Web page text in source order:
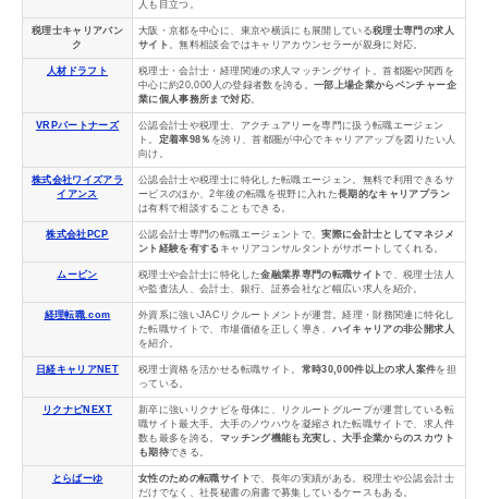
人も目立つ。
税理士キャリアバン
ク
大阪・京都を中心に、東京や横浜にも展開している税理士専門の求人
サイト 。無料相談会ではキャリアカウンセラーが親身に対応。
人材ドラフト
税理士・会計士・経理関連の求人マッチングサイト。首都圏や関西を
中心に約20,000人の登録者数を誇る。 一部上場企業からベンチャー企
業に個人事務所まで対応。
VRPパートナーズ
公認会計士や税理士、アクチュアリーを専門に扱う転職エージェン
ト。 定着率98％ を誇り、首都圏が中心でキャリアアップを図りたい人
向け。
株式会社ワイズアラ
イアンス
公認会計士や税理士に特化した転職エージェン。無料で利用できるサ
ービスのほか、2年後の転職を視野に入れた長期的なキャリアプラン
は有料で相談することもできる。
株式会社PCP 公認会計士専門の転職エージェントで、実際に会計士としてマネジメ
ント経験を有する キャリアコンサルタントがサポートしてくれる。
ムービン 税理士や会計士に特化した金融業界専門の転職サイトで、税理士法人
や監査法人、会計士、銀行、証券会社など幅広い求人を紹介。
経理転職.com
外資系に強いJACリクルートメントが運営。経理・財務関連に特化し
た転職サイトで、市場価値を正しく導き、 ハイキャリアの非公開求人
を紹介。
日経キャリアNET 税理士資格を活かせる転職サイト。 常時30,000件以上の求人案件を担
っている。
リクナビNEXT
新卒に強いリクナビを母体に、リクルートグループが運営している転
職サイト最大手。大手のノウハウを凝縮された転職サイトで、求人件
数も最多を誇る。 マッチング機能も充実し、大手企業からのスカウト
も期待できる。
とらばーゆ 女性のための転職サイト で、長年の実績がある。税理士や公認会計士
だけでなく、社長秘書の肩書で募集しているケースもある。